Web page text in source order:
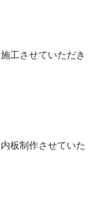
工させていただき
板制作させていた